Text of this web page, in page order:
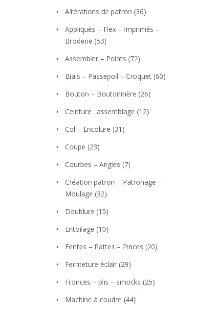
Altérations de patron (36)
Appliqués – Flex – Imprimés –
Broderie (53)
Assembler – Points (72)
Biais – Passepoil – Croquet (60)
Bouton – Boutonnière (26)
Ceinture : assemblage (12)
Col – Encolure (31)
Coupe (23)
Courbes – Angles (7)
Création patron – Patronage –
Moulage (32)
Doublure (15)
Entoilage (10)
Fentes – Pattes – Pinces (20)
Fermeture éclair (29)
Fronces – plis – smocks (25)
Machine à coudre (44)